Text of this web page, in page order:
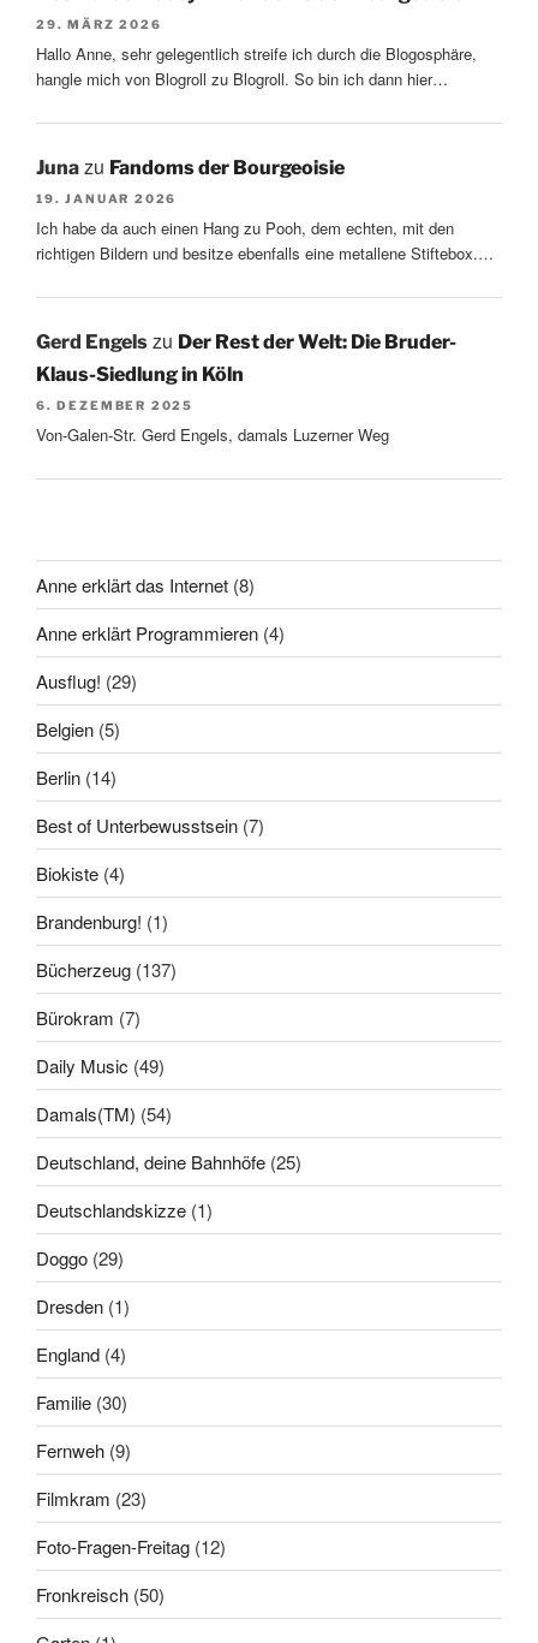
29. MÄRZ 2026
Hallo Anne, sehr gelegentlich streife ich durch die Blogosphäre,
hangle mich von Blogroll zu Blogroll. So bin ich dann hier…
Juna zu Fandoms der Bourgeoisie
19. JANUAR 2026
Ich habe da auch einen Hang zu Pooh, dem echten, mit den
richtigen Bildern und besitze ebenfalls eine metallene Stiftebox.…
Gerd Engels zu Der Rest der Welt: Die Bruder-
Klaus-Siedlung in Köln
6. DEZEMBER 2025
Von-Galen-Str. Gerd Engels, damals Luzerner Weg
Anne erklärt das Internet (8)
Anne erklärt Programmieren (4)
Ausflug! (29)
Belgien (5)
Berlin (14)
Best of Unterbewusstsein (7)
Biokiste (4)
Brandenburg! (1)
Bücherzeug (137)
Bürokram (7)
Daily Music (49)
Damals(TM) (54)
Deutschland, deine Bahnhöfe (25)
Deutschlandskizze (1)
Doggo (29)
Dresden (1)
England (4)
Familie (30)
Fernweh (9)
Filmkram (23)
Foto-Fragen-Freitag (12)
Fronkreisch (50)